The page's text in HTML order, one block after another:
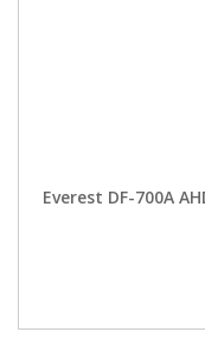
Everest DF-700A